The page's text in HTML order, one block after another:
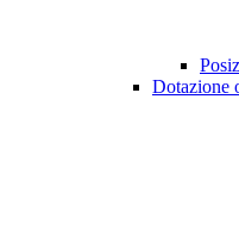
Dotazione